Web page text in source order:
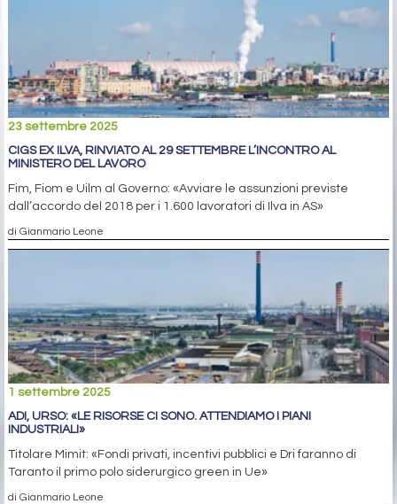
23 settembre 2025
CIGS EX ILVA, RINVIATO AL 29 SETTEMBRE L’INCONTRO AL
MINISTERO DEL LAVORO
Fim, Fiom e Uilm al Governo: «Avviare le assunzioni previste
dall’accordo del 2018 per i 1.600 lavoratori di Ilva in AS»
di Gianmario Leone
1 settembre 2025
ADI, URSO: «LE RISORSE CI SONO. ATTENDIAMO I PIANI
INDUSTRIALI»
Titolare Mimit: «Fondi privati, incentivi pubblici e Dri faranno di
Taranto il primo polo siderurgico green in Ue»
di Gianmario Leone